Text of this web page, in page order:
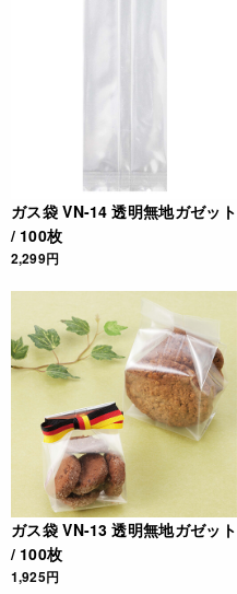
ガス袋 VN-14 透明無地ガゼット
/ 100枚
2,299円
ガス袋 VN-13 透明無地ガゼット
/ 100枚
1,925円